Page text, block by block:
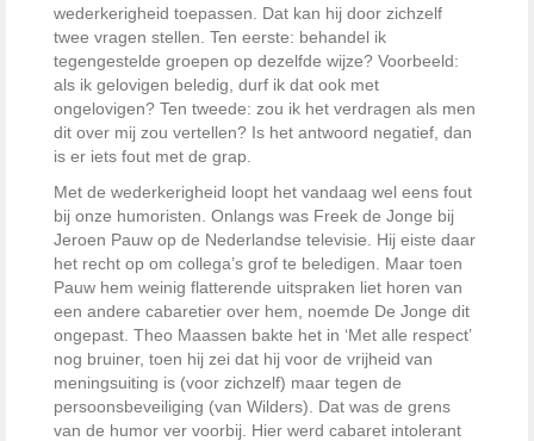
wederkerigheid toepassen. Dat kan hij door zichzelf
twee vragen stellen. Ten eerste: behandel ik
tegengestelde groepen op dezelfde wijze? Voorbeeld:
als ik gelovigen beledig, durf ik dat ook met
ongelovigen? Ten tweede: zou ik het verdragen als men
dit over mij zou vertellen? Is het antwoord negatief, dan
is er iets fout met de grap.
Met de wederkerigheid loopt het vandaag wel eens fout
bij onze humoristen. Onlangs was Freek de Jonge bij
Jeroen Pauw op de Nederlandse televisie. Hij eiste daar
het recht op om collega’s grof te beledigen. Maar toen
Pauw hem weinig flatterende uitspraken liet horen van
een andere cabaretier over hem, noemde De Jonge dit
ongepast. Theo Maassen bakte het in ‘Met alle respect’
nog bruiner, toen hij zei dat hij voor de vrijheid van
meningsuiting is (voor zichzelf) maar tegen de
persoonsbeveiliging (van Wilders). Dat was de grens
van de humor ver voorbij. Hier werd cabaret intolerant